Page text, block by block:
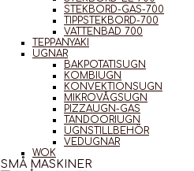
STEKBORD-GAS-700
TIPPSTEKBORD-700
VATTENBAD 700
TEPPANYAKI
UGNAR
BAKPOTATISUGN
KOMBIUGN
KONVEKTIONSUGN
MIKROVÅGSUGN
PIZZAUGN-GAS
TANDOORIUGN
UGNSTILLBEHÖR
VEDUGNAR
WOK
SMÅ MASKINER